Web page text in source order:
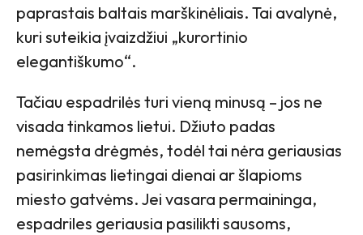
paprastais baltais marškinėliais. Tai avalynė,
kuri suteikia įvaizdžiui „kurortinio
elegantiškumo“.
Tačiau espadrilės turi vieną minusą – jos ne
visada tinkamos lietui. Džiuto padas
nemėgsta drėgmės, todėl tai nėra geriausias
pasirinkimas lietingai dienai ar šlapioms
miesto gatvėms. Jei vasara permaininga,
espadriles geriausia pasilikti sausoms,